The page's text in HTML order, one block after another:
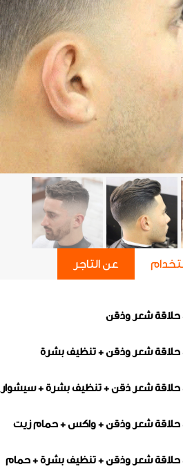
عن التاجر
حلاقة شعر وذقن
حلاقة شعر وذقن + تنظيف بشرة
حلاقة شعر ذقن + تنظيف بشرة + سيشوار
حلاقة شعر وذقن + واكس + حمام زيت
حلاقة شعر وذقن + تنظيف بشرة + حمام